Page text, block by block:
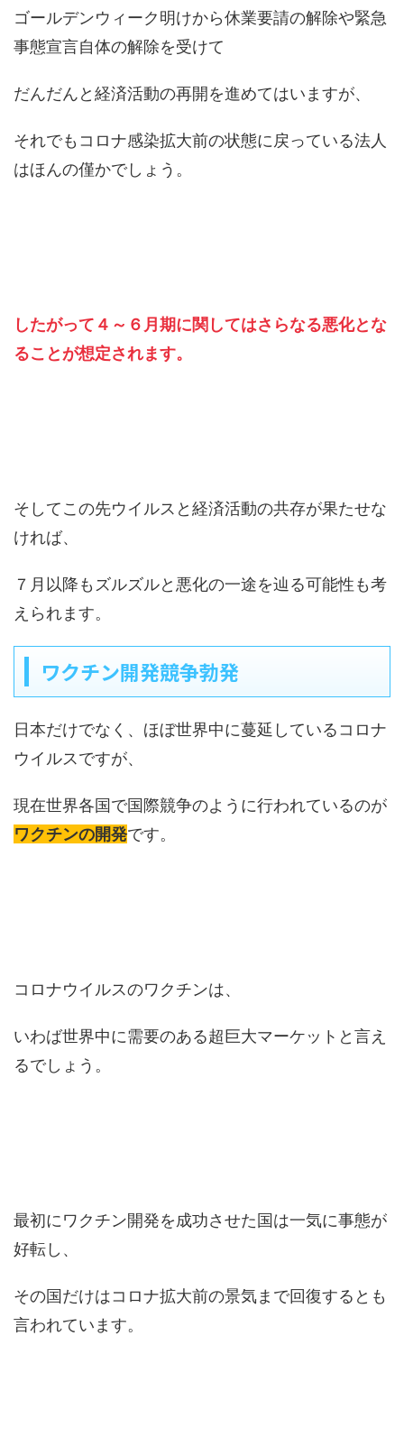
ゴールデンウィーク明けから休業要請の解除や緊急
事態宣言自体の解除を受けて
だんだんと経済活動の再開を進めてはいますが、
それでもコロナ感染拡大前の状態に戻っている法人
はほんの僅かでしょう。
したがって４～６月期に関してはさらなる悪化とな
ることが想定されます。
そしてこの先ウイルスと経済活動の共存が果たせな
ければ、
７月以降もズルズルと悪化の一途を辿る可能性も考
えられます。
ワクチン開発競争勃発
日本だけでなく、ほぼ世界中に蔓延しているコロナ
ウイルスですが、
現在世界各国で国際競争のように行われているのが
ワクチンの開発です。
コロナウイルスのワクチンは、
いわば世界中に需要のある超巨大マーケットと言え
るでしょう。
最初にワクチン開発を成功させた国は一気に事態が
好転し、
その国だけはコロナ拡大前の景気まで回復するとも
言われています。